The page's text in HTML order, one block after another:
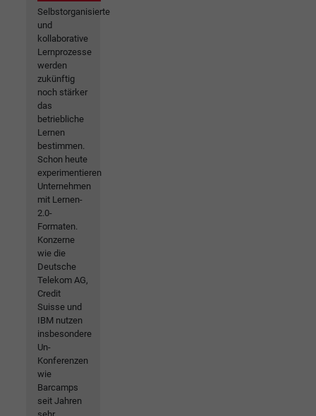
Selbstorganisierte
und
kollaborative
Lernprozesse
werden
zukünftig
noch stärker
das
betriebliche
Lernen
bestimmen.
Schon heute
experimentieren
Unternehmen
mit Lernen-
2.0-
Formaten.
Konzerne
wie die
Deutsche
Telekom AG,
Credit
Suisse und
IBM nutzen
insbesondere
Un-
Konferenzen
wie
Barcamps
seit Jahren